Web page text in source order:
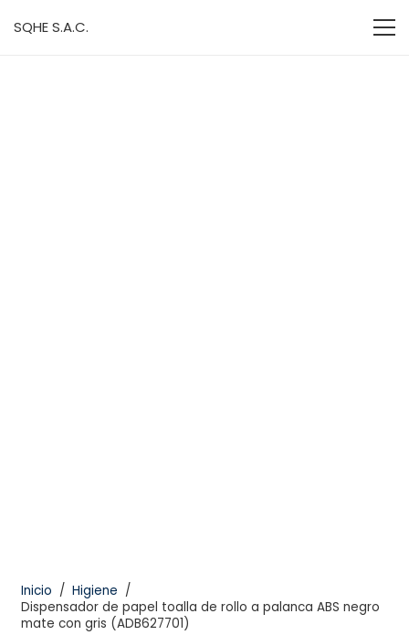
SQHE S.A.C.
Inicio / Higiene /
Dispensador de papel toalla de rollo a palanca ABS negro
mate con gris (ADB627701)